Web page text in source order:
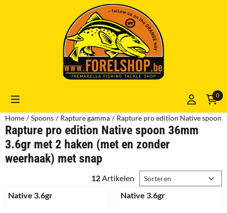
Cookievoorkeuren zijn momenteel gesloten.
0
Home / Spoons / Rapture gamma / Rapture pro edition Native spoon
Rapture pro edition Native spoon 36mm
3.6gr met 2 haken (met en zonder
weerhaak) met snap
12Artikelen Sorteermethode
Native 3.6gr Native 3.6gr